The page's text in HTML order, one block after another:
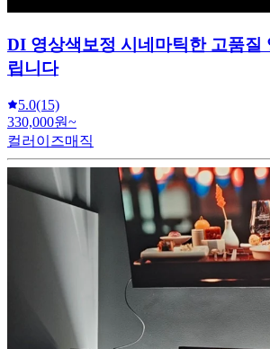
DI 영상색보정 시네마틱한 고품질
립니다
5.0(15)
330,000원~
컬러이즈매직